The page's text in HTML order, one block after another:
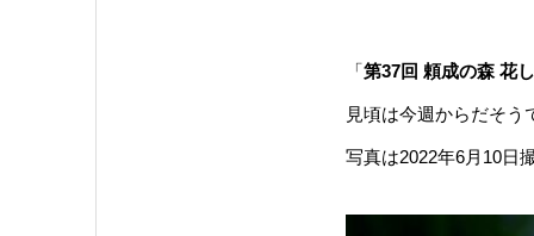
「第37回 頼成の森 花
見頃は今週からだそう
写真は2022年6月10日